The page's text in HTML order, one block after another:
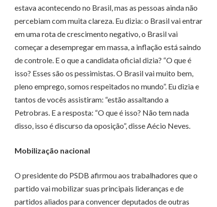
estava acontecendo no Brasil, mas as pessoas ainda não
percebiam com muita clareza. Eu dizia: o Brasil vai entrar
em uma rota de crescimento negativo, o Brasil vai
começar a desempregar em massa, a inflação está saindo
de controle. E o que a candidata oficial dizia? “O que é
isso? Esses são os pessimistas. O Brasil vai muito bem,
pleno emprego, somos respeitados no mundo”. Eu dizia e
tantos de vocês assistiram: “estão assaltando a
Petrobras. E a resposta: “O que é isso? Não tem nada
disso, isso é discurso da oposição”, disse Aécio Neves.
Mobilização nacional
O presidente do PSDB afirmou aos trabalhadores que o
partido vai mobilizar suas principais lideranças e de
partidos aliados para convencer deputados de outras